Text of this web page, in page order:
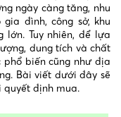
ngày càng tăng, nhu
đình, công sở, khu
lớn. Tuy nhiên, để lựa
dung tích và chất
biến cũng như địa
Bài viết dưới đây sẽ
quyết định mua.